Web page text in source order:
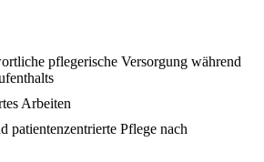
pflegerische Versorgung während
Arbeiten
patientenzentrierte Pflege nach